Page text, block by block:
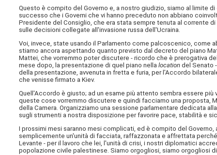
Questo è compito del Governo e, a nostro giudizio, siamo al limite
successo che i Governi che vi hanno preceduto non abbiano
Presidente del Consiglio, che era stata sempre tenuta al corrente
sulle decisioni collegate all'invasione russa dell'Ucraina.
Voi, invece, state usando il Parlamento come palcoscenico, come
stiamo ancora aspettando quanto previsto dal decreto del piano
Mattei, che vorremmo poter discutere - ricordo che è prerogativa
mese dopo, la presentazione di quel piano nellalocation del Senato
della presentazione, avvenuta in fretta e furia, per l'Accordo
che venisse firmato a Kiev.
Quell'Accordo è giusto; ad un esame più attento sembra essere
queste cose vorremmo discutere e quindi facciamo una proposta,
della Camera. Organizziamo una sessione parlamentare dedicata
sugli strumenti a nostra disposizione per favorire pace, stabilità e
I prossimi mesi saranno mesi complicati, ed è compito del
semplicemente un'unità di facciata, raffazzonata e affrettata
Levante - per il lavoro che lei, l'unità di crisi, i nostri diplomatici
popolazione civile palestinese. Siamo orgogliosi, siamo orgogliosi